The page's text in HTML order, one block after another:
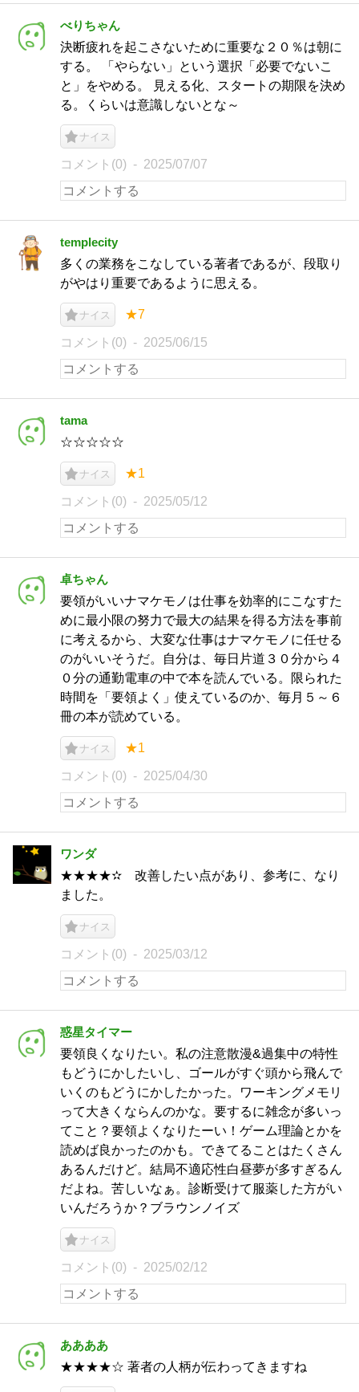
べりちゃん
決断疲れを起こさないために重要な２０％は朝に
する。 「やらない」という選択「必要でないこ
と」をやめる。 見える化、スタートの期限を決め
る。くらいは意識しないとな～
ナイス
コメント(0) 2025/07/07
templecity
多くの業務をこなしている著者であるが、段取り
がやはり重要であるように思える。
ナイス ★7
コメント(0) 2025/06/15
tama
☆☆☆☆☆
ナイス ★1
コメント(0) 2025/05/12
卓ちゃん
要領がいいナマケモノは仕事を効率的にこなすた
めに最小限の努力で最大の結果を得る方法を事前
に考えるから、大変な仕事はナマケモノに任せる
のがいいそうだ。自分は、毎日片道３０分から４
０分の通勤電車の中で本を読んでいる。限られた
時間を「要領よく」使えているのか、毎月５～６
冊の本が読めている。
ナイス ★1
コメント(0) 2025/04/30
ワンダ
★★★★✫ 改善したい点があり、参考に、なり
ました。
ナイス
コメント(0) 2025/03/12
惑星タイマー
要領良くなりたい。私の注意散漫&過集中の特性
もどうにかしたいし、ゴールがすぐ頭から飛んで
いくのもどうにかしたかった。ワーキングメモリ
って大きくならんのかな。要するに雑念が多いっ
てこと？要領よくなりたーい！ゲーム理論とかを
読めば良かったのかも。できてることはたくさん
あるんだけど。結局不適応性白昼夢が多すぎるん
だよね。苦しいなぁ。診断受けて服薬した方がい
いんだろうか？ブラウンノイズ
ナイス
コメント(0) 2025/02/12
ああああ
★★★★☆ 著者の人柄が伝わってきますね